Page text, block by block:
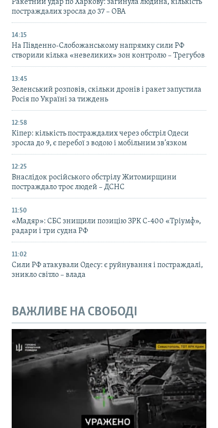
Ракетний удар по Харкову: загинула людина, кількість
постраждалих зросла до 37 – ОВА
14:15
На Південно-Слобожанському напрямку сили РФ
створили кілька «невеликих» зон контролю – Трегубов
13:45
Зеленський розповів, скільки дронів і ракет запустила
Росія по Україні за тиждень
12:58
Кіпер: кількість постраждалих через обстріл Одеси
зросла до 9, є перебої з водою і мобільним зв’язком
12:25
Внаслідок російського обстрілу Житомирщини
постраждало троє людей – ДСНС
11:50
«Мадяр»: СБС знищили позицію ЗРК С-400 «Тріумф»,
радари і три судна РФ
11:02
Сили РФ атакували Одесу: є руйнування і постраждалі,
зникло світло – влада
ВАЖЛИВЕ НА СВОБОДІ